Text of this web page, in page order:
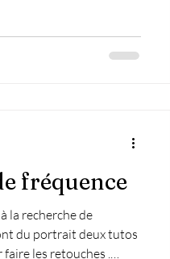
fréquence
la recherche de
du portrait deux tutos
les retouches .